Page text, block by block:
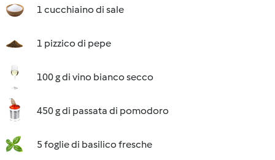
1 cucchiaino di sale
1 pizzico di pepe
100 g di vino bianco secco
450 g di passata di pomodoro
5 foglie di basilico fresche